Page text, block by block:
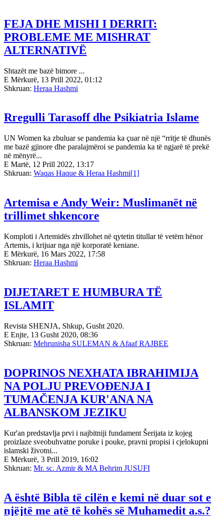
FEJA DHE MISHI I DERRIT:
PROBLEME ME MISHRAT
ALTERNATIVË
Shtazët me bazë bimore ...
E Mërkurë, 13 Prill 2022, 01:12
Shkruan: Heraa Hashmi
Rregulli Tarasoff dhe Psikiatria Islame
UN Women ka zbuluar se pandemia ka çuar në një “rritje të dhunës
me bazë gjinore dhe paralajmëroi se pandemia ka të ngjarë të prekë
në mënyrë...
E Martë, 12 Prill 2022, 13:17
Shkruan: Waqas Haque & Heraa Hashmi[1]
Artemisa e Andy Weir: Muslimanët në
trillimet shkencore
Komploti i Artemidës zhvillohet në qytetin titullar të vetëm hënor
Artemis, i krijuar nga një korporatë keniane.
E Mërkurë, 16 Mars 2022, 17:58
Shkruan: Heraa Hashmi
DIJETARET E HUMBURA TË
ISLAMIT
Revista SHENJA, Shkup, Gusht 2020.
E Enjte, 13 Gusht 2020, 08:36
Shkruan: Mehrunisha SULEMAN & Afaaf RAJBEE
DOPRINOS NEXHATA IBRAHIMIJA
NA POLJU PREVOĐENJA I
TUMAČENJA KUR'ANA NA
ALBANSKOM JEZIKU
Kur'an predstavlja prvi i najbitniji fundament Šerijata iz kojeg
proizlaze sveobuhvatne poruke i pouke, pravni propisi i cjelokupni
islamski životni...
E Mërkurë, 3 Prill 2019, 16:02
Shkruan: Mr. sc. Azmir & MA Behrim JUSUFI
A është Bibla të cilën e kemi në duar sot e
njëjtë me atë të kohës së Muhamedit a.s.?